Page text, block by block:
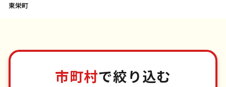
東栄町
市町村で絞り込む